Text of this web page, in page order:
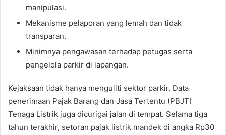
manipulasi.
​Mekanisme pelaporan yang lemah dan tidak
transparan.
​Minimnya pengawasan terhadap petugas serta
pengelola parkir di lapangan.
​Kejaksaan tidak hanya menguliti sektor parkir. Data
penerimaan Pajak Barang dan Jasa Tertentu (PBJT)
Tenaga Listrik juga dicurigai jalan di tempat. Selama tiga
tahun terakhir, setoran pajak listrik mandek di angka Rp30